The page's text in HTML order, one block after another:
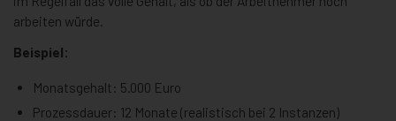
arbeiten würde.
Beispiel:
Monatsgehalt: 5.000 Euro
Prozessdauer: 12 Monate (realistisch bei 2 Instanzen)